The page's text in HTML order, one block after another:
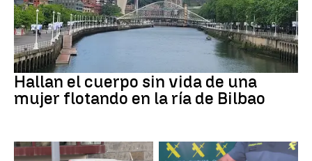
BILBAO
Hallan el cuerpo sin vida de una
mujer flotando en la ría de Bilbao